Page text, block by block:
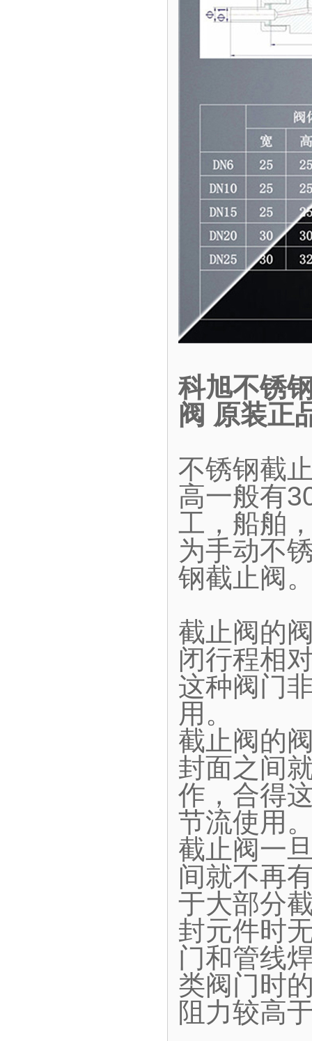
科旭不锈
阀 原装正
不锈钢截
高一般有
工，船舶
为手动不
钢截止阀
截止阀的
闭行程相
这种阀门
用。
截止阀的
封面之间
作，合得
节流使用
截止阀一
间就不再
于大部分
封元件时
门和管线
类阀门时
阻力较高